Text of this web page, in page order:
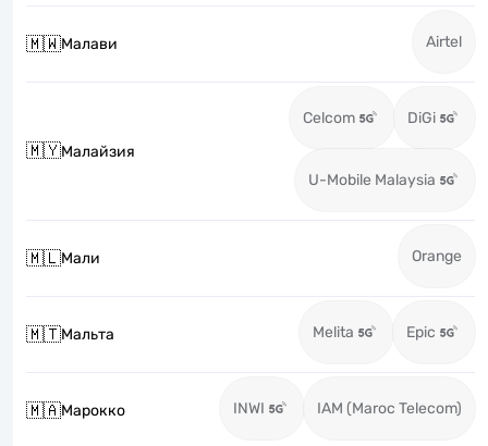
🇲🇼Малави Airtel
🇲🇾Малайзия
Celcom DiGi
U-Mobile Malaysia
🇲🇱Мали Orange
🇲🇹Мальта Melita Epic
🇲🇦Марокко INWI IAM (Maroc Telecom)